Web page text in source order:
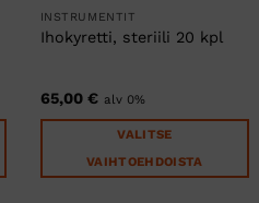
INSTRUMENTIT
Ihokyretti, steriili 20 kpl
65,00 € alv 0%
VALITSE
VAIHTOEHDOISTA